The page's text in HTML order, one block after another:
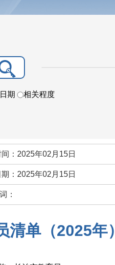
期 相关程度
间：2025年02月15日
：2025年02月15日
：
单（2025年）